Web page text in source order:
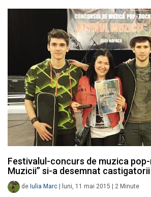
Festivalul-concurs de muzica pop-
Muzicii” si-a desemnat castigatorii
de Iulia Marc luni, 11 mai 2015 2 Minute